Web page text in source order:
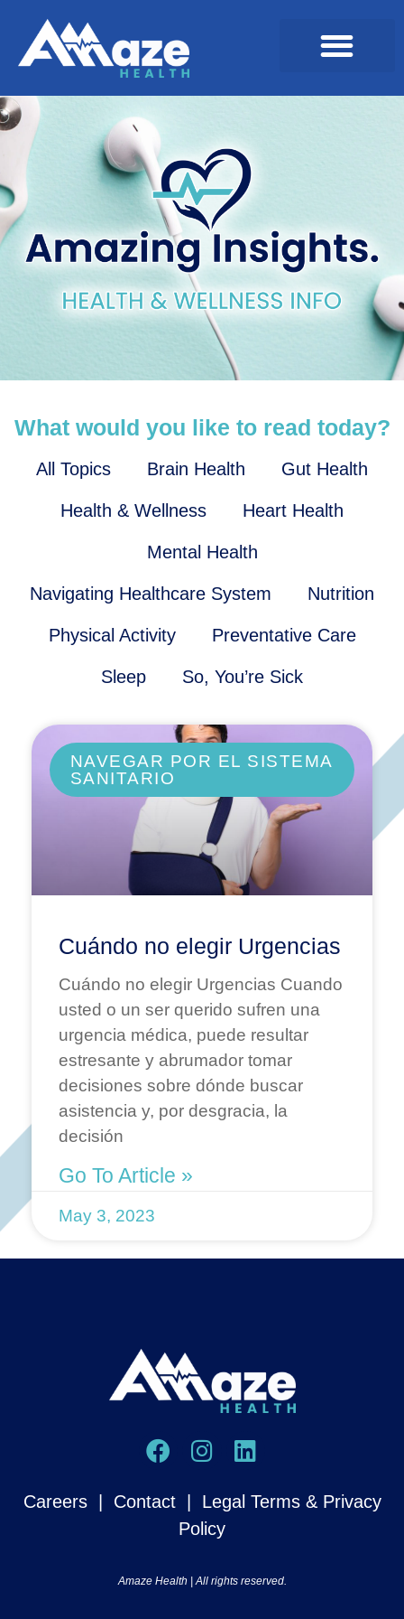
What would you like to read today?
All Topics Brain Health Gut Health
Health & Wellness Heart Health
Mental Health
Navigating Healthcare System Nutrition
Physical Activity Preventative Care
Sleep So, You’re Sick
NAVEGAR POR EL SISTEMA
SANITARIO
Cuándo no elegir Urgencias
Cuándo no elegir Urgencias Cuando
usted o un ser querido sufren una
urgencia médica, puede resultar
estresante y abrumador tomar
decisiones sobre dónde buscar
asistencia y, por desgracia, la
decisión
Go To Article »
May 3, 2023
Careers| Contact| Legal Terms & Privacy
Policy
Amaze Health | All rights reserved.